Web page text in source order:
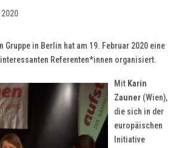
Gruppe in Berlin hat am 19. Februar 2020 eine
Referenten*innen organisiert.
Mit Karin
Zauner (Wien),
die sich in der
europäischen
Initiative